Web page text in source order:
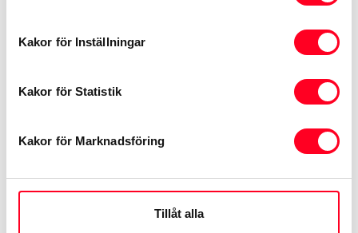
Kakor för Inställningar
Kakor för Statistik
Kakor för Marknadsföring
Tillåt alla